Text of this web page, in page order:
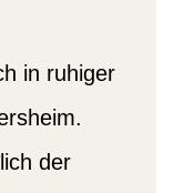
in ruhiger
der